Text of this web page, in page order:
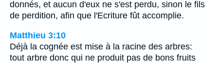
donnés, et aucun d'eux ne s'est perdu, sinon le fils
de perdition, afin que l'Ecriture fût accomplie.
Matthieu 3:10
Déjà la cognée est mise à la racine des arbres:
tout arbre donc qui ne produit pas de bons fruits